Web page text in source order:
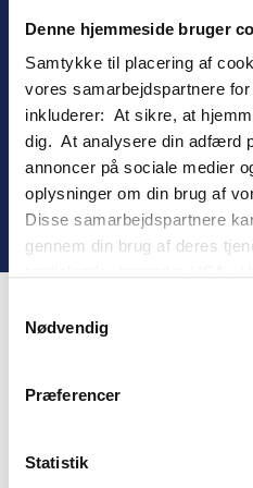
Denne hjemmeside bruger
Samtykke til placering af
vores samarbejdspartnere
inkluderer: At sikre, at
dig. At analysere din adfærd
annoncer på sociale medier
oplysninger om din brug af
Disse samarbejdspartnere
gennem din brug af deres
cookie opbevares. Du
behandling af
Nødvendig
Præferencer
Statistik
Handelsbetingelser
Cookies
Persondatapolitik
© 2026goMember